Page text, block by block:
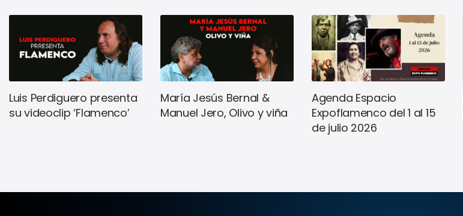
Luis Perdiguero presenta
su videoclip ‘Flamenco’
María Jesús Bernal &
Manuel Jero, Olivo y viña
Agenda Espacio
Expoflamenco del 1 al 15
de julio 2026